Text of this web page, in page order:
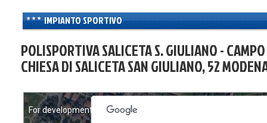
IMPIANTO SPORTIVO
POLISPORTIVA SALICETA S. GIULIANO -
CHIESA DI SALICETA SAN GIULIANO, 52
For development purposes only